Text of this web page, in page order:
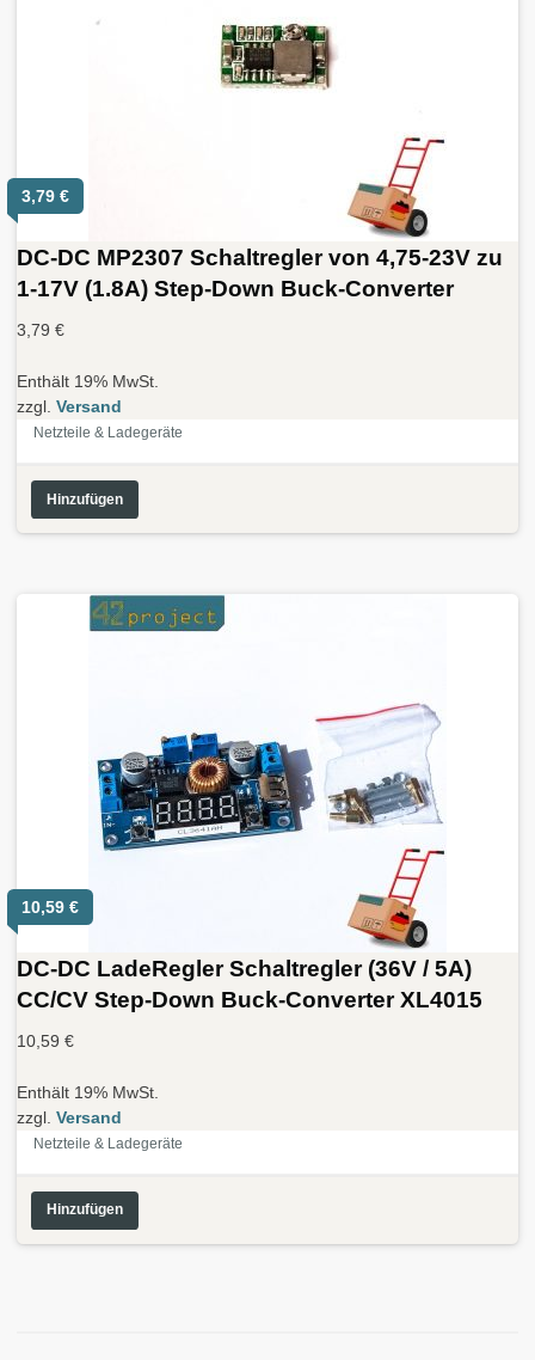
3,79 €
DC-DC MP2307 Schaltregler von 4,75-23V zu
1-17V (1.8A) Step-Down Buck-Converter
3,79 €
Enthält 19% MwSt.
zzgl. Versand
Netzteile & Ladegeräte
Hinzufügen
10,59 €
DC-DC LadeRegler Schaltregler (36V / 5A)
CC/CV Step-Down Buck-Converter XL4015
10,59 €
Enthält 19% MwSt.
zzgl. Versand
Netzteile & Ladegeräte
Hinzufügen